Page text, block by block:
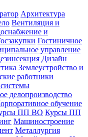
Архитектура
Вентиляция и
и
Гостиничное
управление
Дизайн
Землеустройство и
работники
делопроизводство
обучение
ПП ВО Курсы ПП
Машиностроение
Металлургия